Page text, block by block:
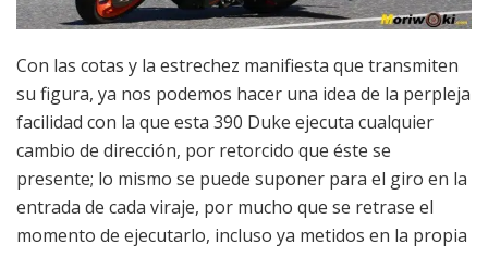
Con las cotas y la estrechez manifiesta que transmiten
su figura, ya nos podemos hacer una idea de la perpleja
facilidad con la que esta 390 Duke ejecuta cualquier
cambio de dirección, por retorcido que éste se
presente; lo mismo se puede suponer para el giro en la
entrada de cada viraje, por mucho que se retrase el
momento de ejecutarlo, incluso ya metidos en la propia